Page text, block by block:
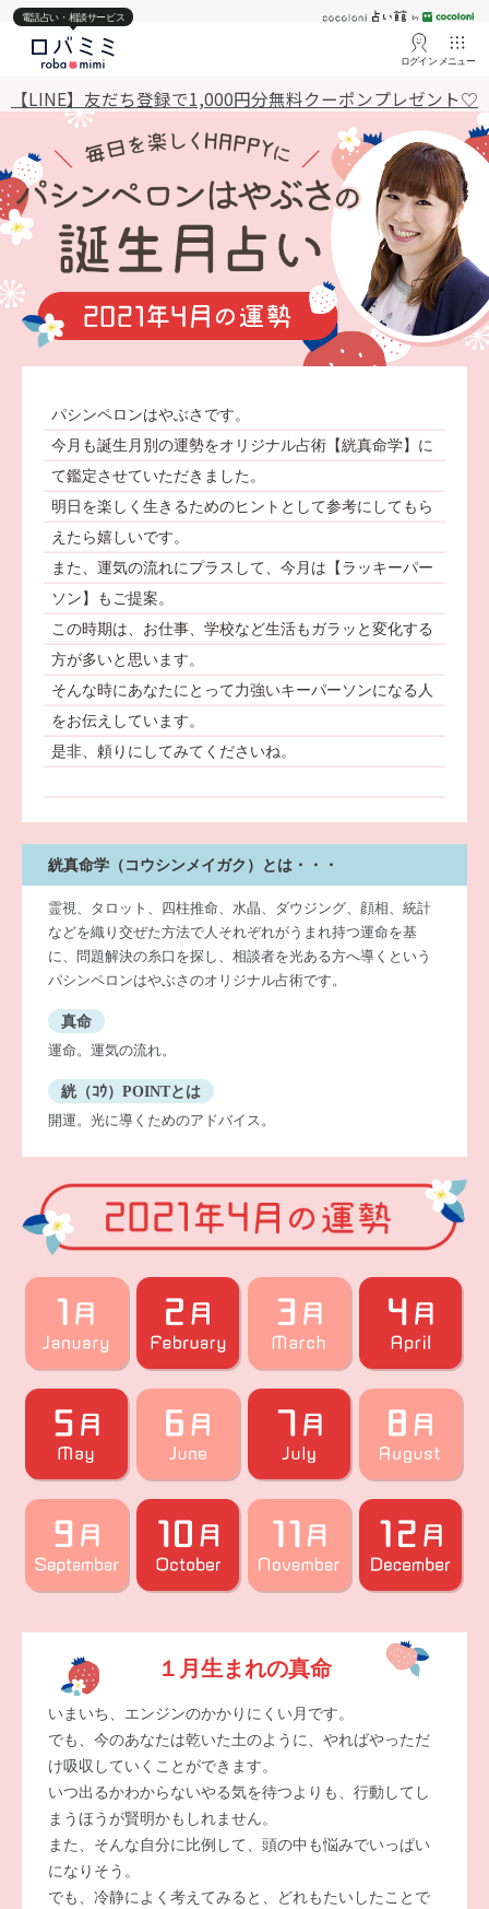
電話占い・相談サービス
ログイン メニュー
【LINE】友だち登録で1,000円分無料クーポンプレゼント♡
パシンペロンはやぶさです。
今月も誕生月別の運勢をオリジナル占術【絖真命学】に
て鑑定させていただきました。
明日を楽しく生きるためのヒントとして参考にしてもら
えたら嬉しいです。
また、運気の流れにプラスして、今月は【ラッキーパー
ソン】もご提案。
この時期は、お仕事、学校など生活もガラッと変化する
方が多いと思います。
そんな時にあなたにとって力強いキーパーソンになる人
をお伝えしています。
是非、頼りにしてみてくださいね。
絖真命学（コウシンメイガク）とは・・・
霊視、タロット、四柱推命、水晶、ダウジング、顔相、統計
などを織り交ぜた方法で人それぞれがうまれ持つ運命を基
に、問題解決の糸口を探し、相談者を光ある方へ導くという
パシンペロンはやぶさのオリジナル占術です。
真命
運命。運気の流れ。
絖（ｺｳ）POINTとは
開運。光に導くためのアドバイス。
１月生まれの真命
いまいち、エンジンのかかりにくい月です。
でも、今のあなたは乾いた土のように、やればやっただ
け吸収していくことができます。
いつ出るかわからないやる気を待つよりも、行動してし
まうほうが賢明かもしれません。
また、そんな自分に比例して、頭の中も悩みでいっぱい
になりそう。
でも、冷静によく考えてみると、どれもたいしたことで